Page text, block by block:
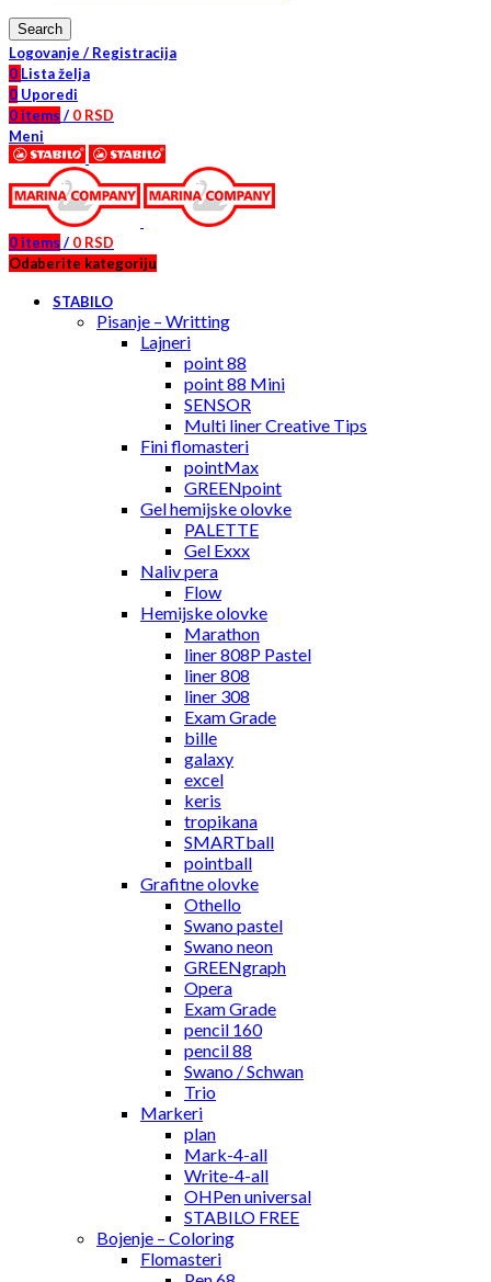
Search
Logovanje / Registracija
0 Lista želja
0 Uporedi
0items / 0 RSD
Meni
0items / 0 RSD
Odaberite kategoriju
STABILO
Pisanje – Writting
Lajneri
point 88
point 88 Mini
SENSOR
Multi liner Creative Tips
Fini flomasteri
pointMax
GREENpoint
Gel hemijske olovke
PALETTE
Gel Exxx
Naliv pera
Flow
Hemijske olovke
Marathon
liner 808P Pastel
liner 808
liner 308
Exam Grade
bille
galaxy
excel
keris
tropikana
SMARTball
pointball
Grafitne olovke
Othello
Swano pastel
Swano neon
GREENgraph
Opera
Exam Grade
pencil 160
pencil 88
Swano / Schwan
Trio
Markeri
plan
Mark-4-all
Write-4-all
OHPen universal
STABILO FREE
Bojenje – Coloring
Flomasteri